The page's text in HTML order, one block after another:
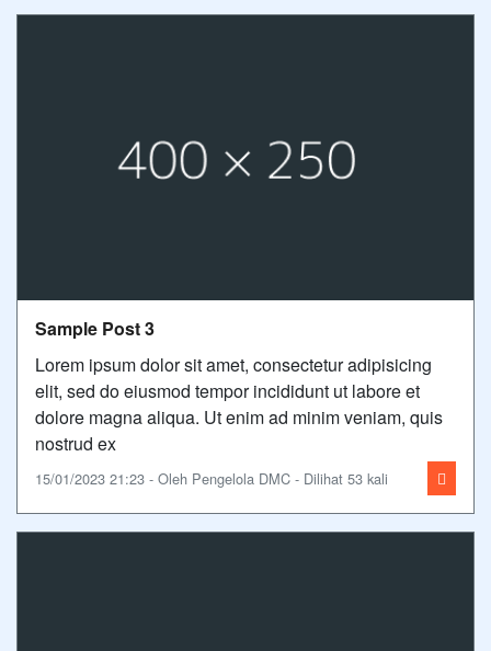
Sample Post 3
Lorem ipsum dolor sit amet, consectetur adipisicing
elit, sed do eiusmod tempor incididunt ut labore et
dolore magna aliqua. Ut enim ad minim veniam, quis
nostrud ex
15/01/2023 21:23 - Oleh Pengelola DMC - Dilihat 53 kali